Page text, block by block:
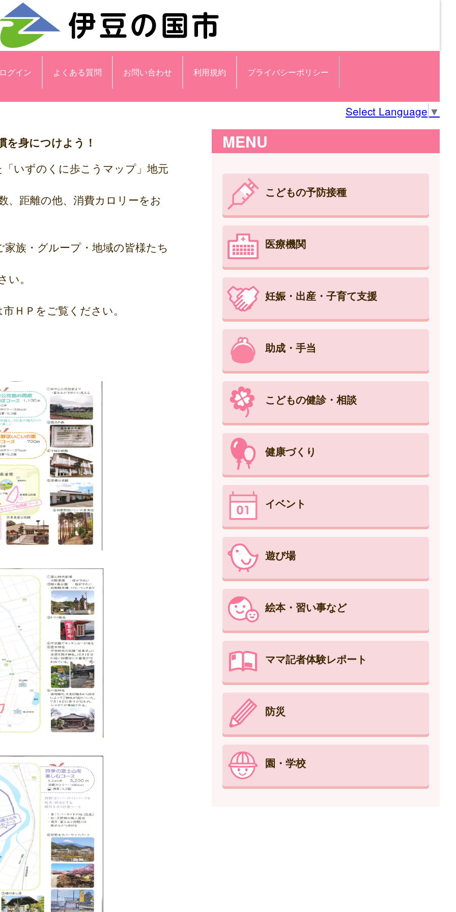
グイン よくある質問 お問い合わせ 利用規約 プライバシーポリシー
Select Language ▼
を身につけよう！
いずのくに歩こうマップ」地元
、距離の他、消費カロリーをお
族・グループ・地域の皆様たち
。
ＨＰをご覧ください。
MENU
こどもの予防接種
医療機関
妊娠・出産・子育て支援
助成・手当
こどもの健診・相談
健康づくり
イベント
遊び場
絵本・習い事など
ママ記者体験レポート
防災
園・学校